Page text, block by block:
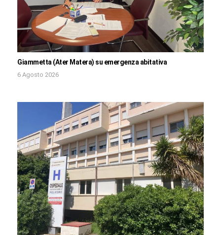
Giammetta (Ater Matera) su emergenza abitativa
6 Agosto 2026